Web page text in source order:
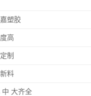
塑胶
高
制
料
中 大齐全